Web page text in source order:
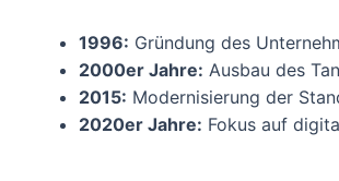
1996: Gründung des
2000er Jahre: Ausbau des
2015: Modernisierung der
2020er Jahre: Fokus auf